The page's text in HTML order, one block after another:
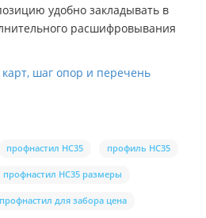
удобно закладывать в
расшифровывания
шаг опор и перечень
профнастил НС35 профиль НС35
профнастил НС35 размеры
профнастил для забора цена